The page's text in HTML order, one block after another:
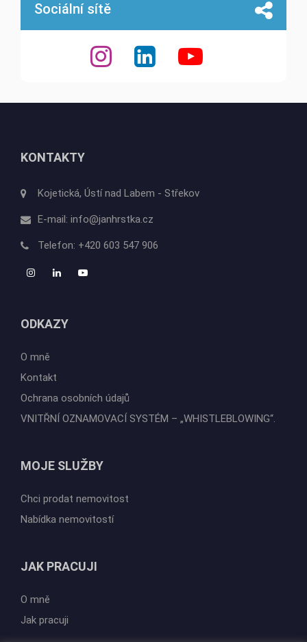
Sociální sítě
KONTAKTY
Kojetická, Ústí nad Labem - Střekov
E-mail: info@janhrstka.cz
Telefon: +420 603 547 906
ODKAZY
O mně
Kontakt
Ochrana osobních údajů
VNITŘNÍ OZNAMOVACÍ SYSTÉM – „WHISTLEBLOWING“.
MOJE SLUŽBY
Chci prodat nemovitost
Nabídka nemovitostí
JAK PRACUJI
O mně
Jak pracuji